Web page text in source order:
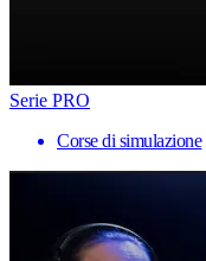
Serie PRO
Corse di simulazione